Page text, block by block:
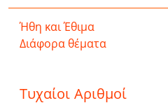
Ήθη και Έθιμα
Διάφορα θέματα
Τυχαίοι Αριθμοί